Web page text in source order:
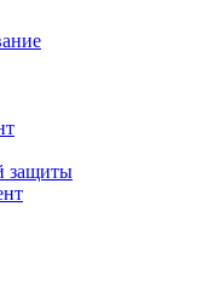
защиты